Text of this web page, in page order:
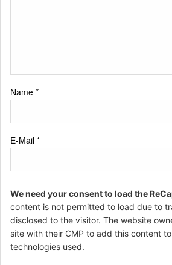
Name *
E-Mail *
We need your consent to load the
content is not permitted to load due to
disclosed to the visitor. The website
site with their CMP to add this content
technologies used.